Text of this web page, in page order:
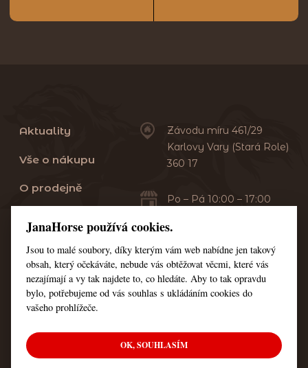
Aktuality
Vše o nákupu
O prodejně
Servis
Kontakt
Nastavení cookies
Závodu míru 461/29
Karlovy Vary (Stará Role)
360 17
Po – Pá 10:00 – 17:00
+420 353 549 410
+420 608 444 378
© Všechna práva vyhrazena JanaHorse
JanaHorse používá cookies.
Jsou to malé soubory, díky kterým vám web nabídne jen takový
obsah, který očekáváte, nebude vás obtěžovat věcmi, které vás
nezajímají a vy tak najdete to, co hledáte. Aby to tak opravdu
bylo, potřebujeme od vás souhlas s ukládáním cookies do
vašeho prohlížeče.
OK, SOUHLASÍM